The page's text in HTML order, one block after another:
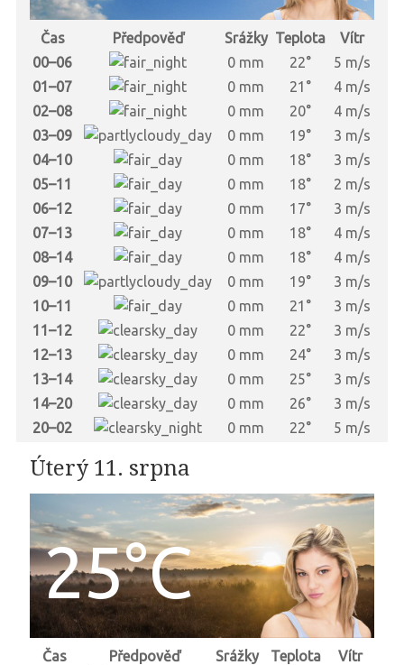
Čas Předpověď Srážky Teplota
Vítr
00–06
0 mm 22°
5 m/s
01–07
0 mm 21°
4 m/s
02–08
0 mm 20°
4 m/s
03–09
0 mm 19°
3 m/s
04–10
0 mm 18°
3 m/s
05–11
0 mm 18°
2 m/s
06–12
0 mm 17°
3 m/s
07–13
0 mm 18°
4 m/s
08–14
0 mm 18°
4 m/s
09–10
0 mm 19°
3 m/s
10–11
0 mm 21°
3 m/s
11–12
0 mm 22°
3 m/s
12–13
0 mm 24°
3 m/s
13–14
0 mm 25°
3 m/s
14–20
0 mm 26°
3 m/s
20–02
0 mm 22° 5 m/s
Úterý 11. srpna
25°C
Čas Předpověď Srážky Teplota
Vítr